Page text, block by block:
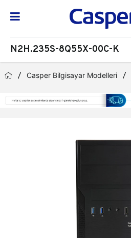
N2H.235S-8Q55X-00C-K
Casper Bilgisayar Modelleri